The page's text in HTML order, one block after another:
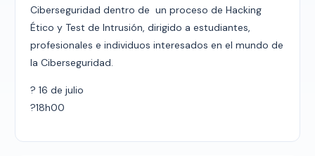
Ciberseguridad dentro de un proceso de Hacking
Ético y Test de Intrusión, dirigido a estudiantes,
profesionales e individuos interesados en el mundo de
la Ciberseguridad.
? 16 de julio
?18h00